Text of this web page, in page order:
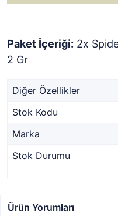
Paket İçeriği: 2x
2 Gr
Diğer Özellikler
Stok Kodu
Marka
Stok Durumu
Ürün Yorumları